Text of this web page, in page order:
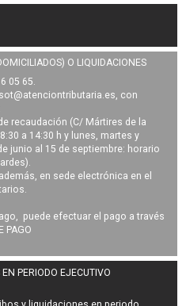
O LIQUIDACIONES
05 65.
, con
recaudación (C/ Mártires de la
a 14:30 h y lunes, martes y
junio al 15 de septiembre: horario
en sede electrónica en el
puede efectuar el pago a través
PAGO
PERIODO EJECUTIVO